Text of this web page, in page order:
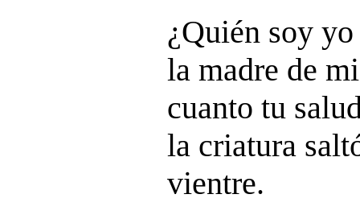
¿Quién soy
la madre de
cuanto tu
la criatura
vientre.